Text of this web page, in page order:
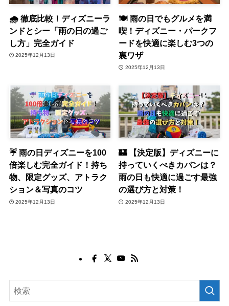
🌧️ 徹底比較！ディズニーラ
ンドとシー「雨の日の過ご
し方」完全ガイド
2025年12月13日
🍽️ 雨の日でもグルメを満
喫！ディズニー・パークフ
ードを快適に楽しむ3つの
裏ワザ
2025年12月13日
☔️ 雨の日ディズニーを100
倍楽しむ完全ガイド！持ち
物、限定グッズ、アトラク
ション＆写真のコツ
2025年12月13日
🏰 【決定版】ディズニーに
持っていくべきカバンは？
雨の日も快適に過ごす最強
の選び方と対策！
2025年12月13日